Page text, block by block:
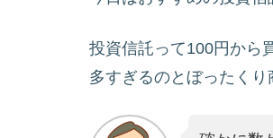
投資信託って100円から
多すぎるのとぼったく